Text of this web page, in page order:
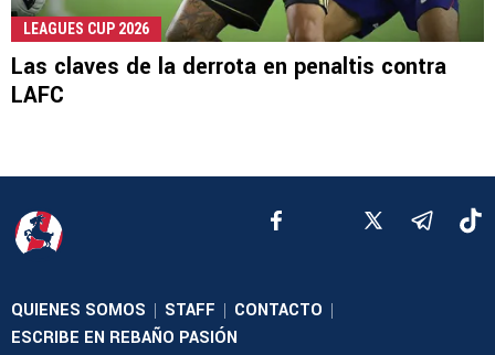
LEAGUES CUP 2026
Las claves de la derrota en penaltis contra
LAFC
QUIENES SOMOS | STAFF | CONTACTO |
ESCRIBE EN REBAÑO PASIÓN